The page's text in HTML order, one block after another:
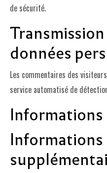
de sécurité.
données
Les commentaires des
service automatisé de
Informations